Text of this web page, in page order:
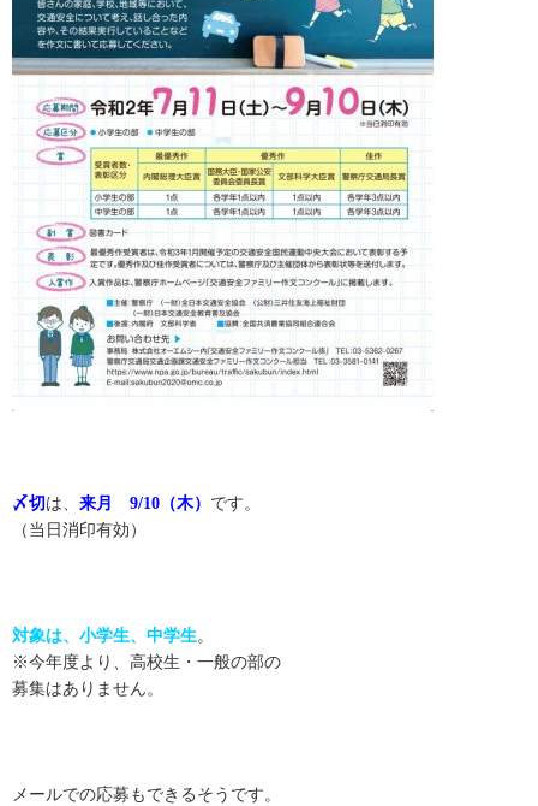
〆切 は、 来月 9/10（木） です。
（当日消印有効）
対象は、小学生、中学生。
※今年度より、高校生・一般の部の
募集はありません。
メールでの応募もできるそうです。